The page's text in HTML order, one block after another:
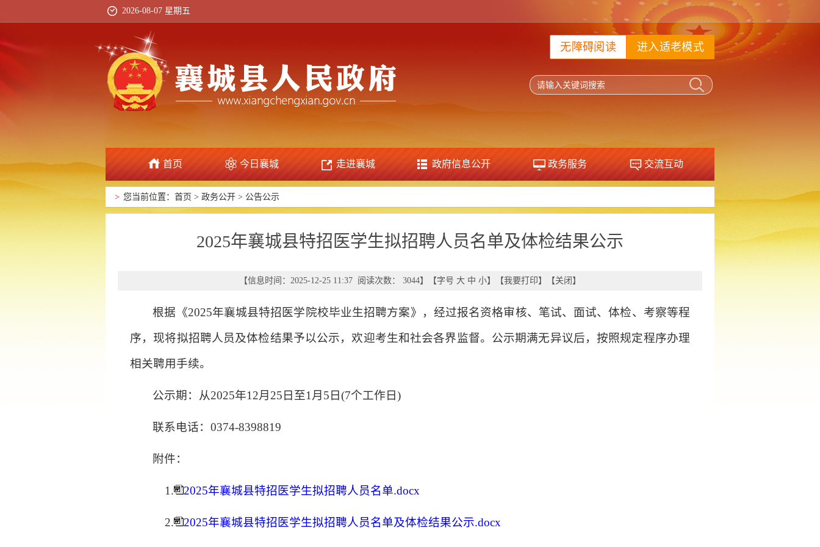
2026-08-07 星期五
进入适老模式
无障碍阅读
首页 今日襄城 走进襄城 政府信息公开 政务服务 交流互动
> 您当前位置： 首页 > 政务公开 > 公告公示
2025年襄城县特招医学生拟招聘人员名单及体检结果公示
【信息时间：2025-12-25 11:37 阅读次数： 3044】【字号 大 中 小】【我要打印】【关闭 】
根据《2025年襄城县特招医学院校毕业生招聘方案》，经过报名资格审核、笔试、面试、体检、考察等程
序，现将拟招聘人员及体检结果予以公示，欢迎考生和社会各界监督。公示期满无异议后，按照规定程序办理
相关聘用手续。
公示期：从2025年12月25日至1月5日(7个工作日)
联系电话：0374-8398819
附件：
1. 2025年襄城县特招医学生拟招聘人员名单.docx
2. 2025年襄城县特招医学生拟招聘人员名单及体检结果公示.docx